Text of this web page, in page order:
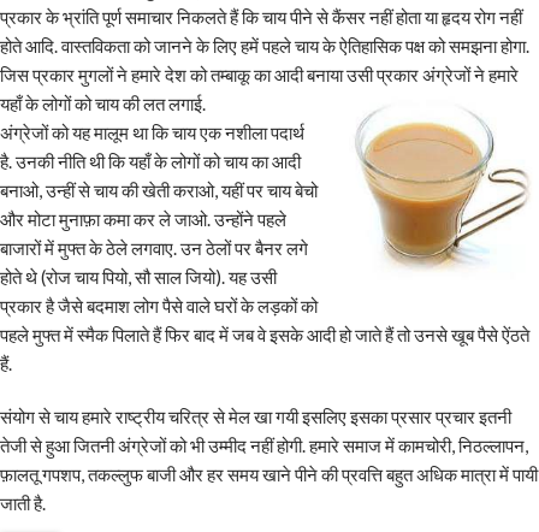
प्रकार के भ्रांति पूर्ण समाचार निकलते हैं कि चाय पीने से कैंसर नहीं होता या हृदय रोग नहीं
होते आदि. वास्तविकता को जानने के लिए हमें पहले चाय के ऐतिहासिक पक्ष को समझना होगा.
जिस प्रकार मुगलों ने हमारे देश को तम्बाकू का आदी बनाया उसी प्रकार अंग्रेजों ने हमारे
यहाँ के लोगों को चाय की लत लगाई.
अंग्रेजों को यह मालूम था कि चाय एक नशीला पदार्थ
है. उनकी नीति थी कि यहाँ के लोगों को चाय का आदी
बनाओ, उन्हीं से चाय की खेती कराओ, यहीं पर चाय बेचो
और मोटा मुनाफ़ा कमा कर ले जाओ. उन्होंने पहले
बाजारों में मुफ्त के ठेले लगवाए. उन ठेलों पर बैनर लगे
होते थे (रोज चाय पियो, सौ साल जियो). यह उसी
प्रकार है जैसे बदमाश लोग पैसे वाले घरों के लड़कों को
पहले मुफ्त में स्मैक पिलाते हैं फिर बाद में जब वे इसके आदी हो जाते हैं तो उनसे खूब पैसे ऐंठते
हैं.
संयोग से चाय हमारे राष्ट्रीय चरित्र से मेल खा गयी इसलिए इसका प्रसार प्रचार इतनी
तेजी से हुआ जितनी अंग्रेजों को भी उम्मीद नहीं होगी. हमारे समाज में कामचोरी, निठल्लापन,
फ़ालतू गपशप, तकल्लुफ बाजी और हर समय खाने पीने की प्रवत्ति बहुत अधिक मात्रा में पायी
जाती है.